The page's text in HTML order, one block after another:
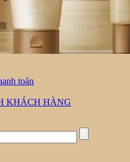
toán
KHÁCH HÀNG